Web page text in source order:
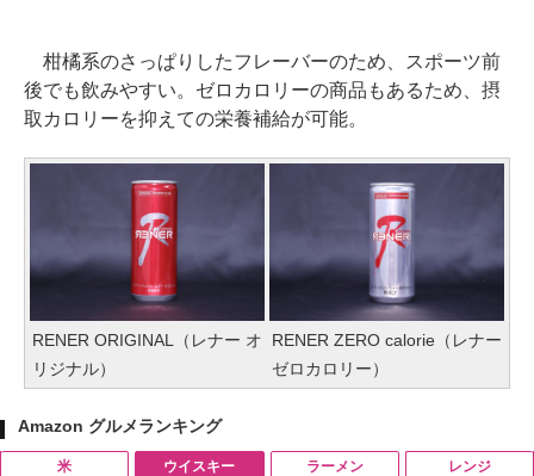
柑橘系のさっぱりしたフレーバーのため、スポーツ前
後でも飲みやすい。ゼロカロリーの商品もあるため、摂
取カロリーを抑えての栄養補給が可能。
RENER ORIGINAL（レナー オ
リジナル）
RENER ZERO calorie（レナー
ゼロカロリー）
Amazon グルメランキング
米 ウイスキー ラーメン レンジ